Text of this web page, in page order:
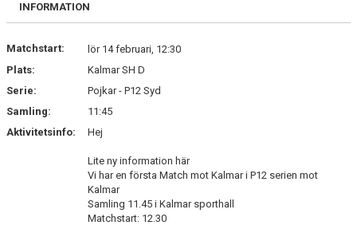
KONTAKT & KANSLI
DOKUMENT
VÅRA LAG
INFORMATION
Matchstart:
lör 14 februari, 12:30
Plats:
Kalmar SH D
Serie:
Pojkar - P12 Syd
Samling:
11:45
Aktivitetsinfo:
Hej
Lite ny information här
Vi har en första Match mot Kalmar i P12 serien mot
Kalmar
Samling 11.45 i Kalmar sporthall
Matchstart: 12.30